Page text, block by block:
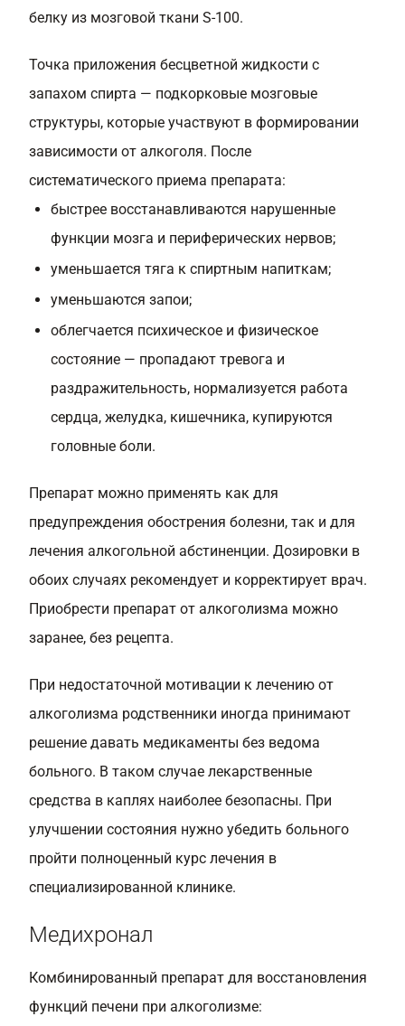
белку из мозговой ткани S-100.
Точка приложения бесцветной жидкости с
запахом спирта — подкорковые мозговые
структуры, которые участвуют в формировании
зависимости от алкоголя. После
систематического приема препарата:
быстрее восстанавливаются нарушенные
функции мозга и периферических нервов;
уменьшается тяга к спиртным напиткам;
уменьшаются запои;
облегчается психическое и физическое
состояние — пропадают тревога и
раздражительность, нормализуется работа
сердца, желудка, кишечника, купируются
головные боли.
Препарат можно применять как для
предупреждения обострения болезни, так и для
лечения алкогольной абстиненции. Дозировки в
обоих случаях рекомендует и корректирует врач.
Приобрести препарат от алкоголизма можно
заранее, без рецепта.
При недостаточной мотивации к лечению от
алкоголизма родственники иногда принимают
решение давать медикаменты без ведома
больного. В таком случае лекарственные
средства в каплях наиболее безопасны. При
улучшении состояния нужно убедить больного
пройти полноценный курс лечения в
специализированной клинике.
Медихронал
Комбинированный препарат для восстановления
функций печени при алкоголизме: